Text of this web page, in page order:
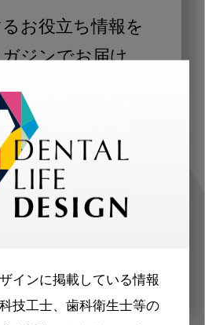
インに掲載している情報
技工士、歯科衛生士等の
お役立ち情報を
ジンでお届け
た職種（歯科医師、歯
技工士）に合わせた内
ジンをお届けします。